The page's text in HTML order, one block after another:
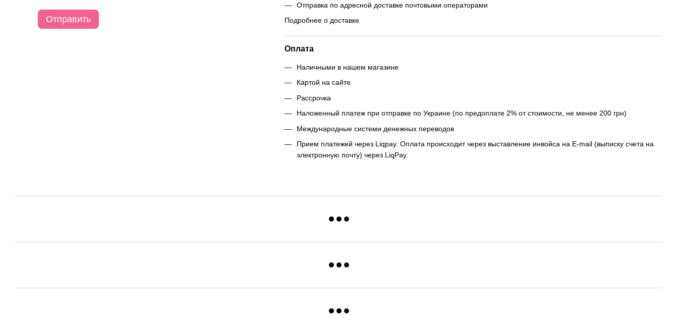
Отправить
Отправка по адресной доставке почтовыми операторами
Подробнее о доставке
Оплата
Наличными в нашем магазине
Картой на сайте
Рассрочка
Наложенный платеж при отправке по Украине (по предоплате 2% от стоимости, не менее 200 грн)
Международные системи денежных переводов
Прием платежей через Liqpay. Оплата происходит через выставление инвойса на E-mail (выписку счета на
электронную почту) через LiqPay.